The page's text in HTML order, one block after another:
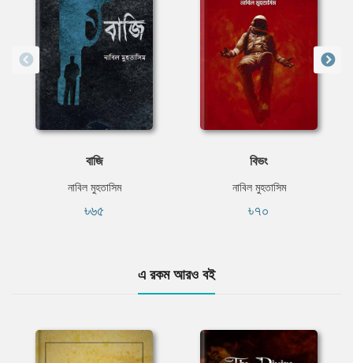
বাজি
নাবিল মুহতাসিম
৳৬৫
বিভং
নাবিল মুহতাসিম
৳৭০
এ রকম আরও বই